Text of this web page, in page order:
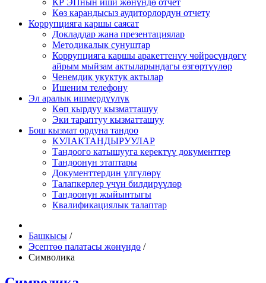
КР ЭПнын иши жөнүндө отчет
Көз карандысыз аудиторлордун отчету
Коррупцияга каршы саясат
Докладдар жана презентациялар
Методикалык сунуштар
Коррупцияга каршы аракеттенүү чөйрөсүндөгү
айрым мыйзам актыларындагы өзгөртүүлөр
Ченемдик укуктук актылар
Ишеним телефону
Эл аралык ишмердүүлүк
Көп кырдуу кызматташуу
Эки тараптуу кызматташуу
Бош кызмат ордуна тандоо
КУЛАКТАНДЫРУУЛАР
Тандоого катышууга керектүү документтер
Тандоонун этаптары
Документтердин үлгүлөрү
Талапкерлер үчүн билдирүүлөр
Тандоонун жыйынтыгы
Квалификациялык талаптар
Башкысы /
Эсептөө палатасы жөнүндө /
Символика